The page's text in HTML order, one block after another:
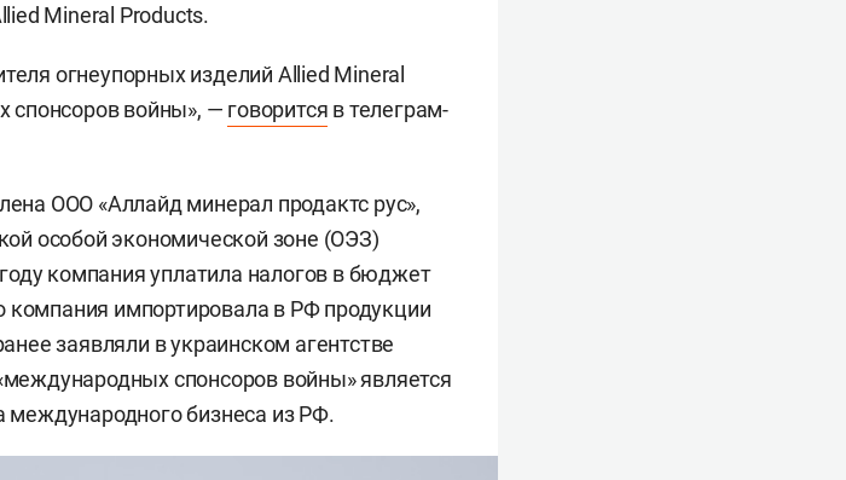
Mineral Products.
огнеупорных изделий Allied Mineral
спонсоров войны», — говорится в телеграм-
ООО «Аллайд минерал продактс рус»,
особой экономической зоне (ОЭЗ)
компания уплатила налогов в бюджет
компания импортировала в РФ продукции
заявляли в украинском агентстве
спонсоров войны» является
бизнеса из РФ.